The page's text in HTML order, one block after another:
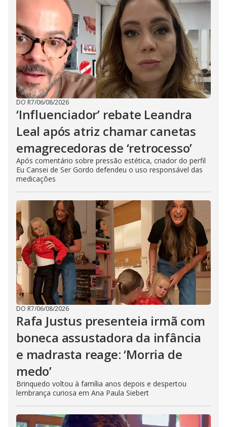
DO R7/06/08/2026
‘Influenciador’ rebate Leandra
Leal após atriz chamar canetas
emagrecedoras de ‘retrocesso’
Após comentário sobre pressão estética, criador do perfil
Eu Cansei de Ser Gordo defendeu o uso responsável das
medicações
DO R7/06/08/2026
Rafa Justus presenteia irmã com
boneca assustadora da infância
e madrasta reage: ‘Morria de
medo’
Brinquedo voltou à família anos depois e despertou
lembrança curiosa em Ana Paula Siebert